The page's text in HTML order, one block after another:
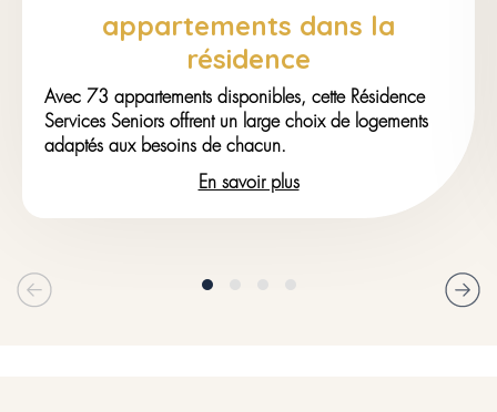
appartements dans la
résidence
Avec 73 appartements disponibles, cette Résidence
Services Seniors offrent un large choix de logements
adaptés aux besoins de chacun.
En savoir plus